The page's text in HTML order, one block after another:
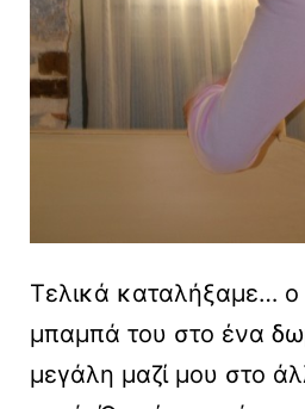
Τελικά καταλήξαμε… ο
μπαμπά του στο ένα
μεγάλη μαζί μου στο